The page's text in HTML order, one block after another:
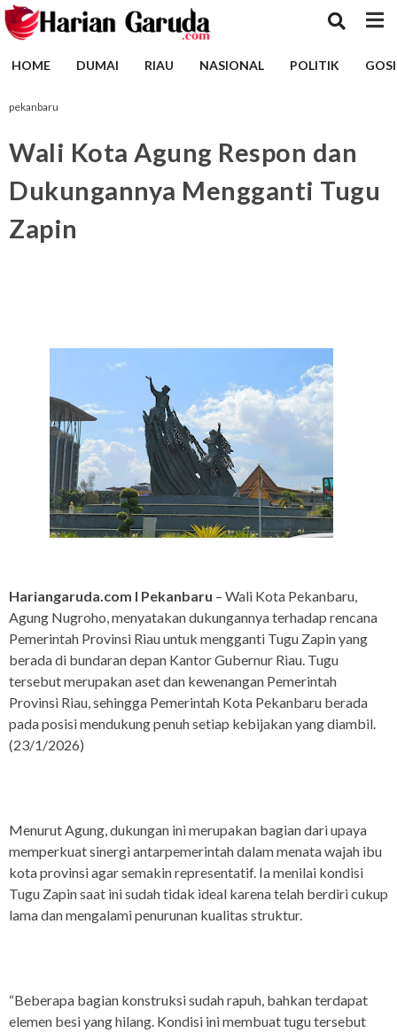
HOME DUMAI RIAU NASIONAL POLITIK
pekanbaru
Wali Kota Agung Respon dan
Dukungannya Mengganti Tugu
Zapin
Hariangaruda.com I Pekanbaru – Wali Kota Pekanbaru,
Agung Nugroho, menyatakan dukungannya terhadap rencana
Pemerintah Provinsi Riau untuk mengganti Tugu Zapin yang
berada di bundaran depan Kantor Gubernur Riau. Tugu
tersebut merupakan aset dan kewenangan Pemerintah
Provinsi Riau, sehingga Pemerintah Kota Pekanbaru berada
pada posisi mendukung penuh setiap kebijakan yang diambil.
(23/1/2026)
Menurut Agung, dukungan ini merupakan bagian dari upaya
memperkuat sinergi antarpemerintah dalam menata wajah ibu
kota provinsi agar semakin representatif. Ia menilai kondisi
Tugu Zapin saat ini sudah tidak ideal karena telah berdiri cukup
lama dan mengalami penurunan kualitas struktur.
“Beberapa bagian konstruksi sudah rapuh, bahkan terdapat
elemen besi yang hilang. Kondisi ini membuat tugu tersebut